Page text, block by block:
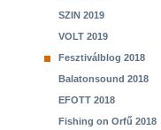
SZIN 2019
VOLT 2019
Fesztiválblog 2018
Balatonsound 2018
EFOTT 2018
Fishing on Orfű 2018